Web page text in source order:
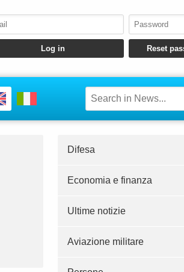
Difesa
Economia e finanza
Ultime notizie
Aviazione militare